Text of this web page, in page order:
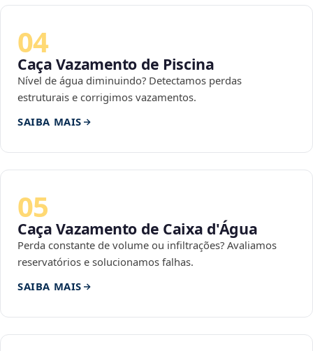
04
Caça Vazamento de Piscina
Nível de água diminuindo? Detectamos perdas
estruturais e corrigimos vazamentos.
SAIBA MAIS
05
Caça Vazamento de Caixa d'Água
Perda constante de volume ou infiltrações? Avaliamos
reservatórios e solucionamos falhas.
SAIBA MAIS